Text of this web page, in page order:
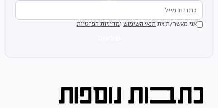
אני מאשר/ת את תנאי השימוש ומדיניות הפרטיות